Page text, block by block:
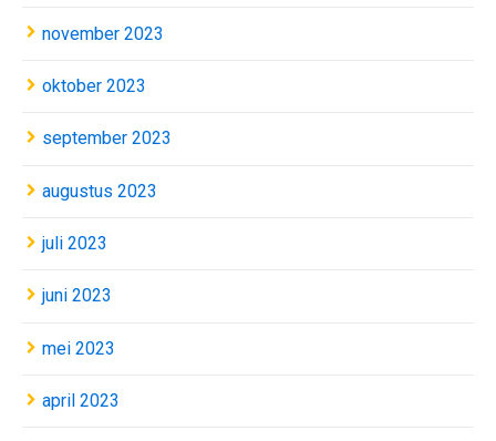
november 2023
oktober 2023
september 2023
augustus 2023
juli 2023
juni 2023
mei 2023
april 2023